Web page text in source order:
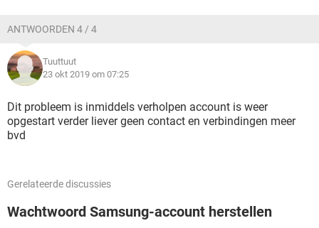
ANTWOORDEN 4 / 4
Tuuttuut
23 okt 2019 om 07:25
Dit probleem is inmiddels verholpen account is weer
opgestart verder liever geen contact en verbindingen meer
bvd
Gerelateerde discussies
Wachtwoord Samsung-account herstellen